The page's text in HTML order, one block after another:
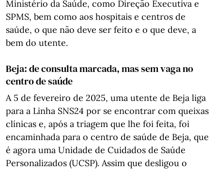
Ministério da Saúde, como Direção Executiva e
SPMS, bem como aos hospitais e centros de
saúde, o que não deve ser feito e o que deve, a
bem do utente.
Beja: de consulta marcada, mas sem vaga no
centro de saúde
A 5 de fevereiro de 2025, uma utente de Beja liga
para a Linha SNS24 por se encontrar com queixas
clínicas e, após a triagem que lhe foi feita, foi
encaminhada para o centro de saúde de Beja, que
é agora uma Unidade de Cuidados de Saúde
Personalizados (UCSP). Assim que desligou o